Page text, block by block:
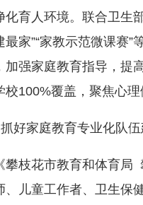
化育人环境。联合卫生
最家”“家教示范微课赛
加强家庭教育指导，提
校100%覆盖，聚焦心
家庭教育专业化队伍
花市教育和体育局
、儿童工作者、卫生保